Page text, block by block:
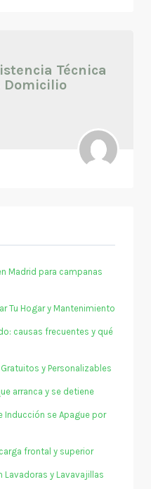
Técnica
Domicilio
Madrid para campanas
Tu Hogar y Mantenimiento
causas frecuentes y qué
y Personalizables
arranca y se detiene
Inducción se Apague por
frontal y superior
Lavadoras y Lavavajillas